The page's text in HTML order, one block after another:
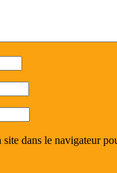
dans le navigateur